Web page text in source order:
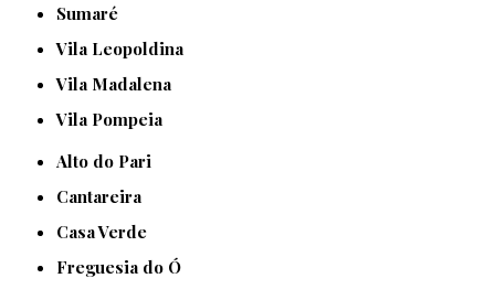
Sumaré
Vila Leopoldina
Vila Madalena
Vila Pompeia
Alto do Pari
Cantareira
Casa Verde
Freguesia do Ó